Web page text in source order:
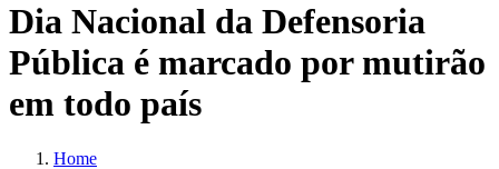
Dia Nacional da Defensoria
Pública é marcado por mutirão
em todo país
Home